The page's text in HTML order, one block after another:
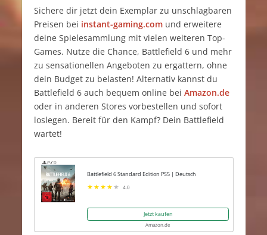
Sichere dir jetzt dein Exemplar zu unschlagbaren
Preisen bei instant-gaming.comund erweitere
deine Spielesammlung mit vielen weiteren Top-
Games. Nutze die Chance, Battlefield 6 und mehr
zu sensationellen Angeboten zu ergattern, ohne
dein Budget zu belasten! Alternativ kannst du
Battlefield 6 auch bequem online bei Amazon.de
oder in anderen Stores vorbestellen und sofort
loslegen. Bereit für den Kampf? Dein Battlefield
wartet!
Battlefield 6 Standard Edition PS5 | Deutsch
4.0
Jetzt kaufen
Amazon.de